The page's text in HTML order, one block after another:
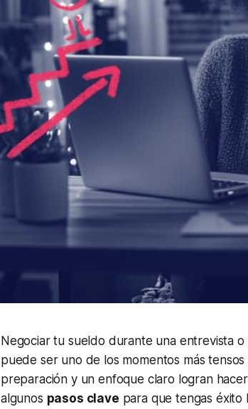
Negociar tu sueldo durante una entrevista
puede ser uno de los momentos más
preparación y un enfoque claro logran
algunos pasos clave para que tengas